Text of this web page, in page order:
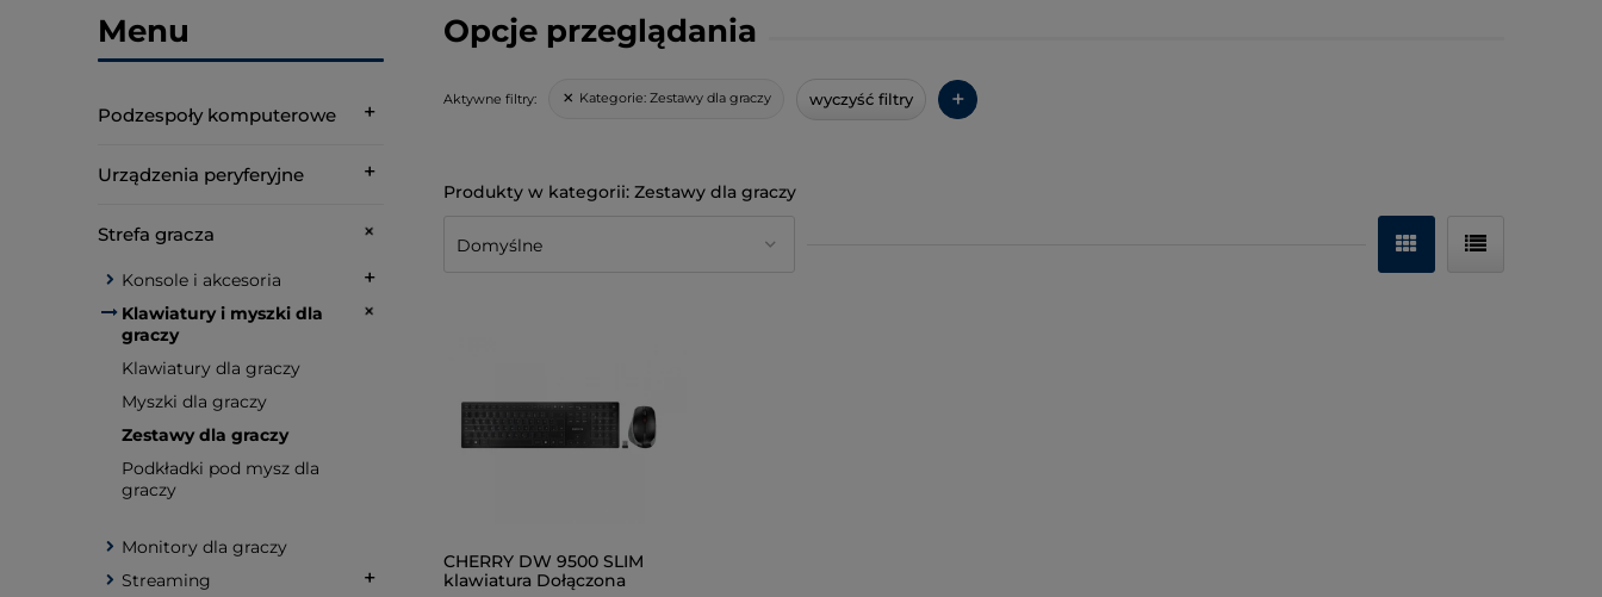
Menu
Podzespoły komputerowe
Urządzenia peryferyjne
Strefa gracza
Konsole i akcesoria
Klawiatury i myszki dla
graczy
Klawiatury dla graczy
Myszki dla graczy
Zestawy dla graczy
Podkładki pod mysz dla
graczy
Monitory dla graczy
Streaming
Opcje przeglądania
Aktywne filtry: Kategorie: Zestawy dla graczy wyczyść filtry +
Zestawy dla graczy
CHERRY DW 9500 SLIM
klawiatura Dołączona